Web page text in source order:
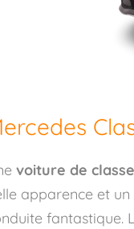
voiture de classe
apparence et
fantastique.